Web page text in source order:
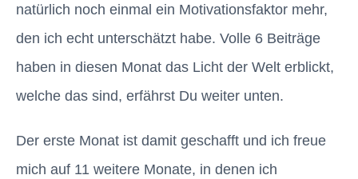
natürlich noch einmal ein Motivationsfaktor mehr,
den ich echt unterschätzt habe. Volle 6 Beiträge
haben in diesen Monat das Licht der Welt erblickt,
welche das sind, erfährst Du weiter unten.
Der erste Monat ist damit geschafft und ich freue
mich auf 11 weitere Monate, in denen ich